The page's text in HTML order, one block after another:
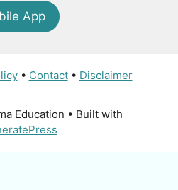
App
• Contact• Disclaimer
Education • Built with